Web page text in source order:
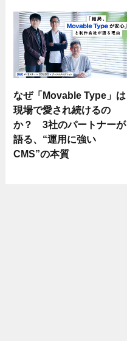
なぜ「Movable Type」は
現場で愛され続けるの
か？ 3社のパートナーが
語る、“運用に強い
CMS”の本質